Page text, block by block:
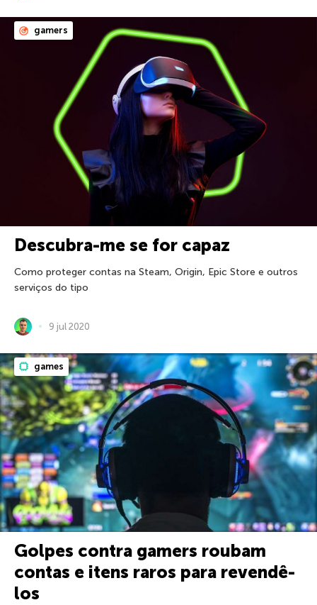
gamers
Descubra-me se for capaz
Como proteger contas na Steam, Origin, Epic Store e outros
serviços do tipo
9 jul 2020
games
Golpes contra gamers roubam
contas e itens raros para revendê-
los